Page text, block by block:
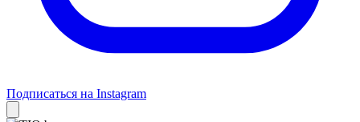
Подписаться на Instagram